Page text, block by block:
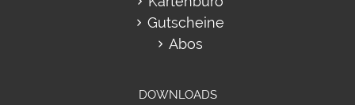
Gutscheine
Abos
DOWNLOADS